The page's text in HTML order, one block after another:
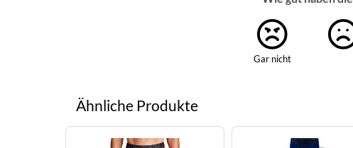
Gar nicht
Ähnliche Produkte